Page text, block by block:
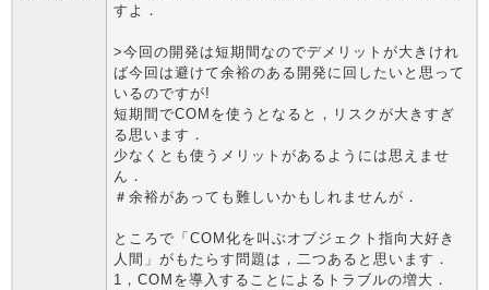
すよ．
>今回の開発は短期間なのでデメリットが大きけれ
ば今回は避けて余裕のある開発に回したいと思って
いるのですが!
短期間でCOMを使うとなると，リスクが大きすぎ
る思います．
少なくとも使うメリットがあるようには思えませ
ん．
＃余裕があっても難しいかもしれませんが．
ところで「COM化を叫ぶオブジェクト指向大好き
人間」がもたらす問題は，二つあると思います．
1，COMを導入することによるトラブルの増大．